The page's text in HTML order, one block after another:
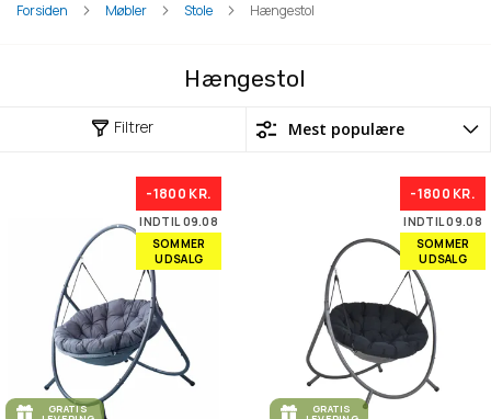
Forsiden Møbler Stole Hængestol
Hængestol
Filtrer
-1800 KR.
INDTIL 09.08
SOMMER
UDSALG
GRATIS
-1800 KR.
INDTIL 09.08
SOMMER
UDSALG
GRATIS